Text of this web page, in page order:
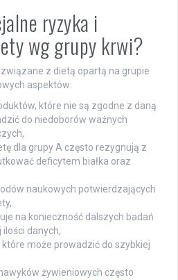
ryzyka i
wg grupy krwi?
związane z dietą opartą na grupie
aspektów:
które nie są zgodne z daną
do niedoborów ważnych
dla grupy A często rezygnują z
deficytem białka oraz
naukowych potwierdzających
na konieczność dalszych badań
danych,
może prowadzić do szybkiej
żywieniowych często